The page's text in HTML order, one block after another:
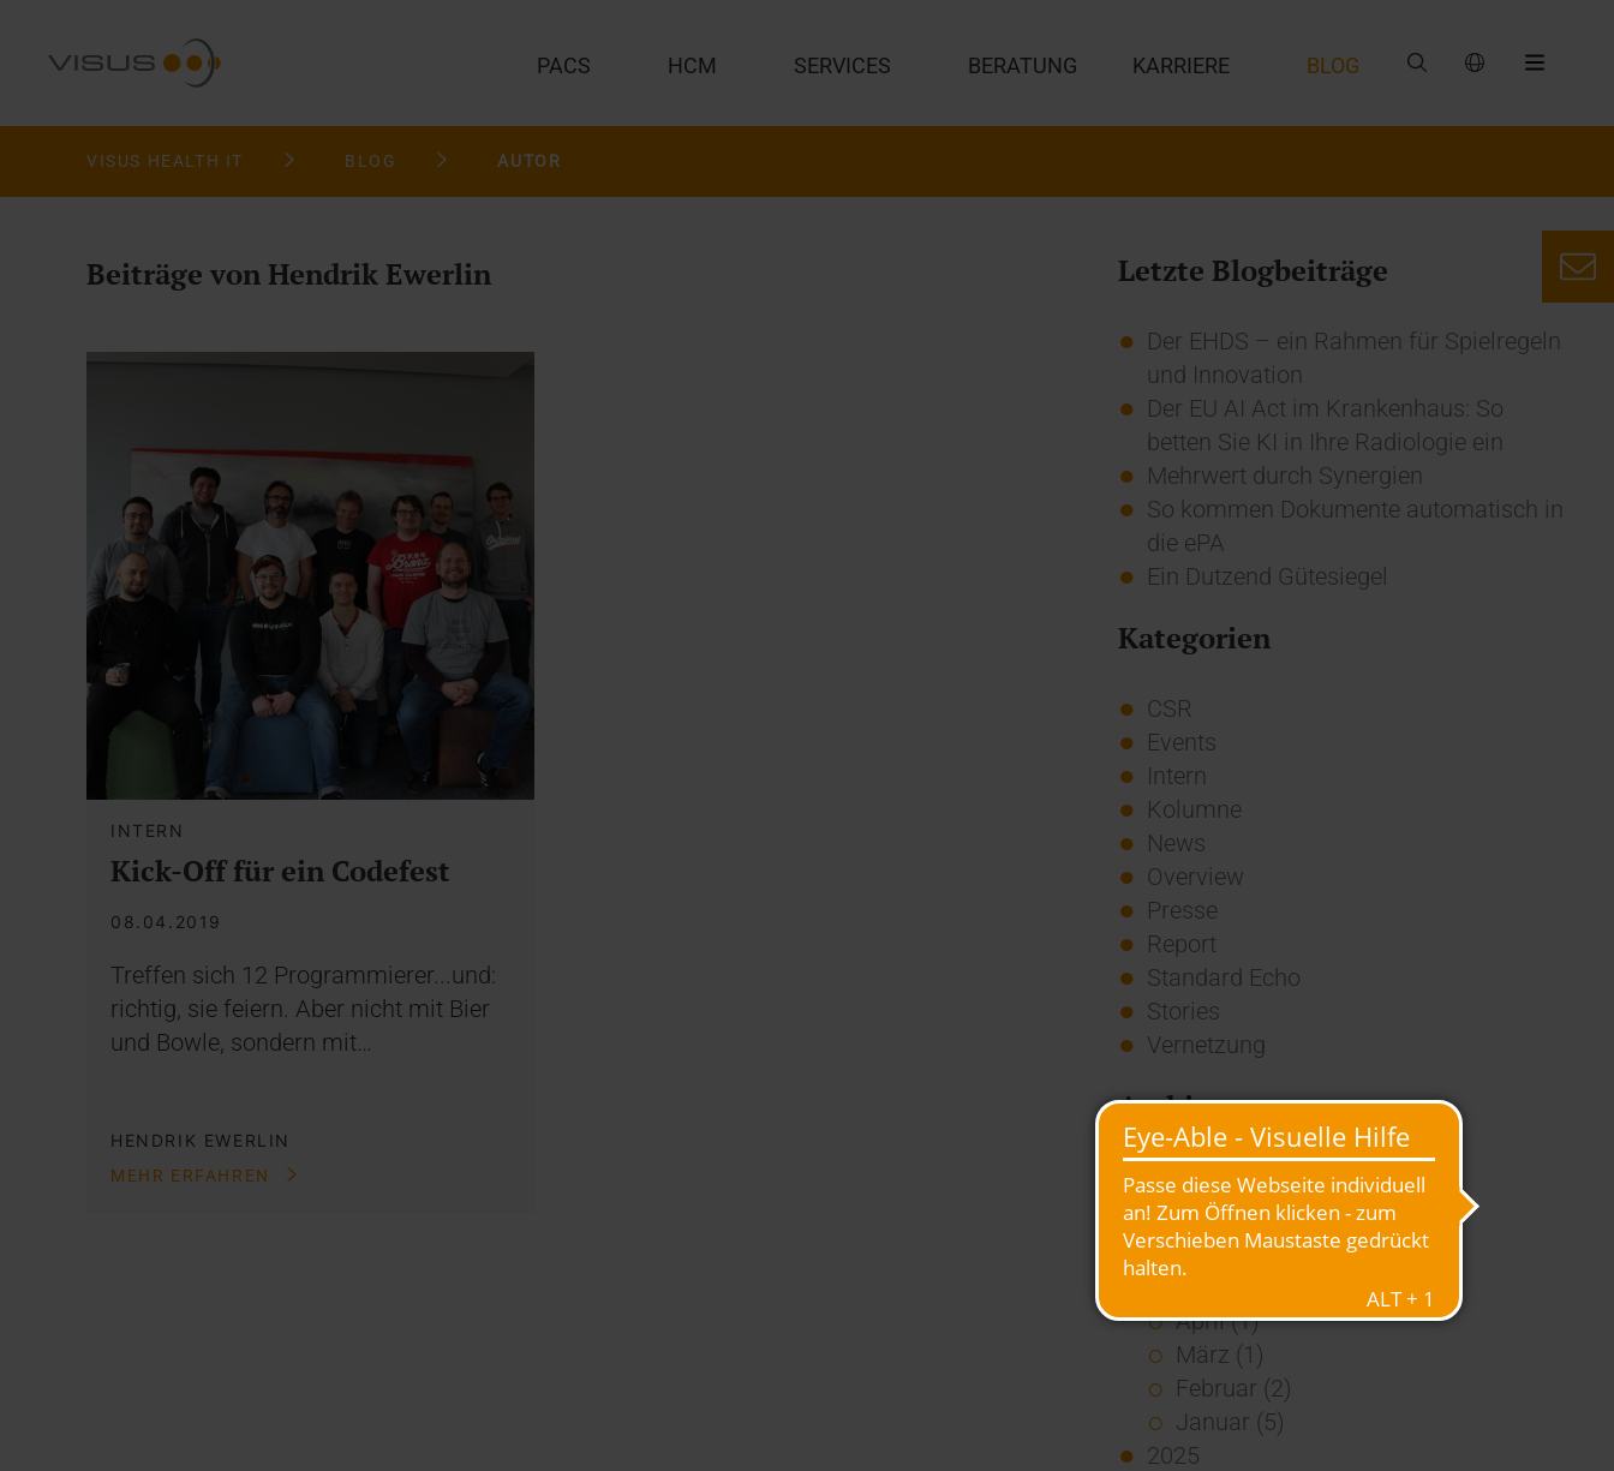
PACS HCM SERVICES BERATUNG KARRIERE BLOG
VISUS HEALTH IT BLOG AUTOR
Beiträge von Hendrik Ewerlin
INTERN
Kick-Off für ein Codefest
08.04.2019
Treffen sich 12 Programmierer...und:
richtig, sie feiern. Aber nicht mit Bier
und Bowle, sondern mit…
HENDRIK EWERLIN
MEHR ERFAHREN
Letzte Blogbeiträge
Der EHDS – ein Rahmen für Spielregeln
und Innovation
Der EU AI Act im Krankenhaus: So
betten Sie KI in Ihre Radiologie ein
Mehrwert durch Synergien
So kommen Dokumente automatisch in
die ePA
Ein Dutzend Gütesiegel
Kategorien
CSR
Events
Intern
Kolumne
News
Overview
Presse
Report
Standard Echo
Stories
Vernetzung
Archiv
2026
Juli (4)
Juni (4)
April (1)
März (1)
Februar (2)
Januar (5)
2025